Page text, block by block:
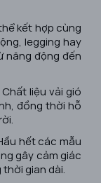
kết hợp cùng
legging hay
năng động đến
liệu vải gió
đồng thời hỗ
hết các mẫu
gây cảm giác
gian dài.